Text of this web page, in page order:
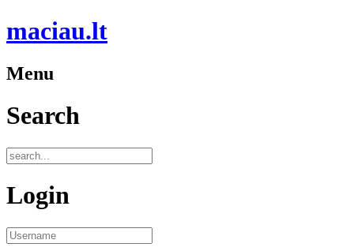
maciau.lt
Menu
Search
Login